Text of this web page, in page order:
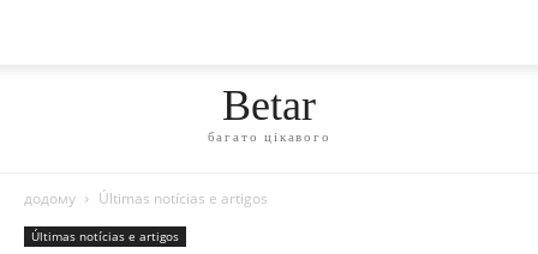
Betar
багато цікавого
додому Últimas notícias e artigos
Últimas notícias e artigos